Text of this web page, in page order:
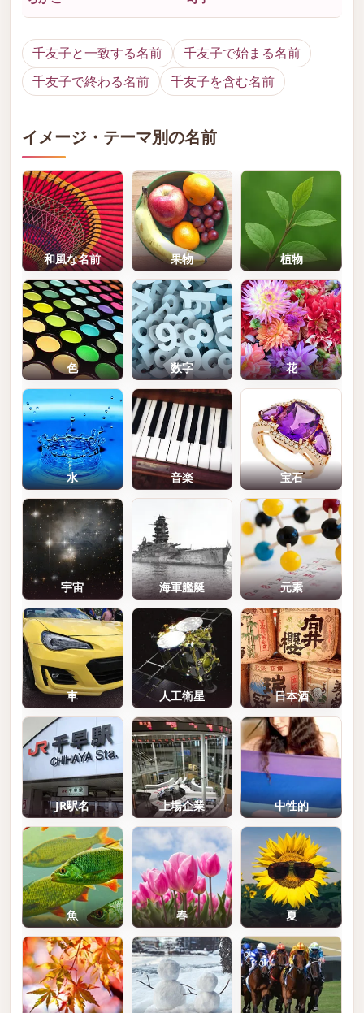
千友子と一致する名前
千友子で始まる名前
千友子で終わる名前
千友子を含む名前
イメージ・テーマ別の名前
和風な名前 果物 植物
色 数字 花
水 音楽 宝石
宇宙 海軍艦艇 元素
車 人工衛星 日本酒
JR駅名 上場企業 中性的
魚 春 夏